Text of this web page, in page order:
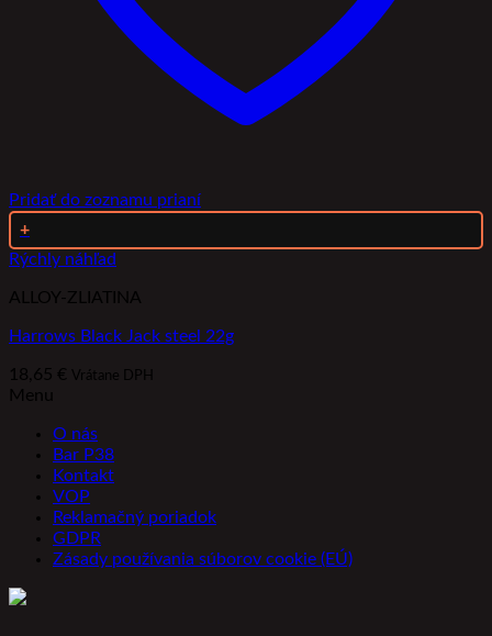
Pridať do zoznamu prianí
+
Rýchly náhľad
ALLOY-ZLIATINA
Harrows Black Jack steel 22g
18,65 € Vrátane DPH
Menu
O nás
Bar P38
Kontakt
VOP
Reklamačný poriadok
GDPR
Zásady používania súborov cookie (EÚ)